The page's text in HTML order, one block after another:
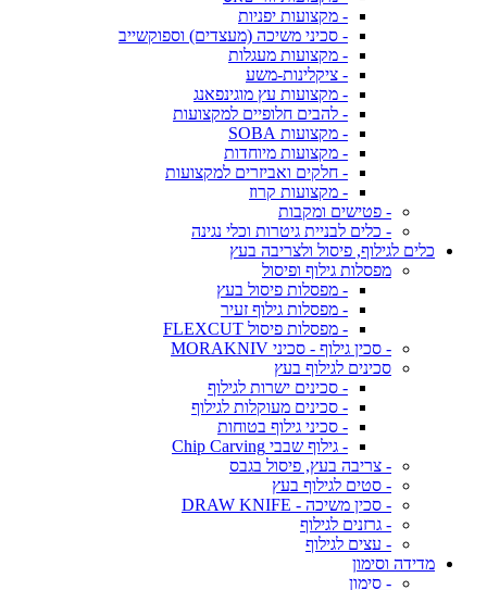
- מקצועות יפניות
- סכיני משיכה (מעצדים) וספוקשייב
- מקצועות מעגלות
- ציקלינות-משע
- מקצועות עץ מוגינפאנג
- להבים חלופיים למקצועות
- מקצועות SOBA
- מקצועות מיוחדות
- חלקים ואביזרים למקצועות
- מקצועות קרוז
- פטישים ומקבות
- כלים לבניית גיטרות וכלי נגינה
כלים לגילוף, פיסול ולצריבה בעץ
מפסלות גילוף ופיסול
- מפסלות פיסול בעץ
- מפסלות גילוף זעיר
- מפסלות פיסול FLEXCUT
- סכין גילוף - סכיני MORAKNIV
סכינים לגילוף בעץ
- סכינים ישרות לגילוף
- סכינים מעוקלות לגילוף
- סכיני גילוף בטוחות
- גילוף שבבי Chip Carving
- צריבה בעץ, פיסול בגבס
- סטים לגילוף בעץ
- סכין משיכה - DRAW KNIFE
- גרזנים לגילוף
- עצים לגילוף
מדידה וסימון
- סימון